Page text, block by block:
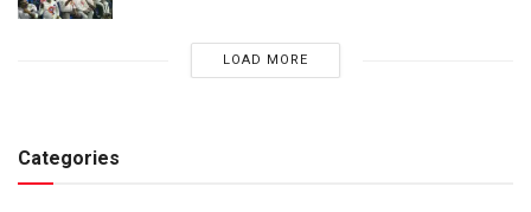
LOAD MORE
Categories